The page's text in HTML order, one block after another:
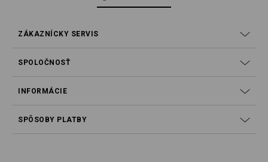
ZÁKAZNÍCKY SERVIS
SPOLOČNOSŤ
INFORMÁCIE
SPÔSOBY PLATBY